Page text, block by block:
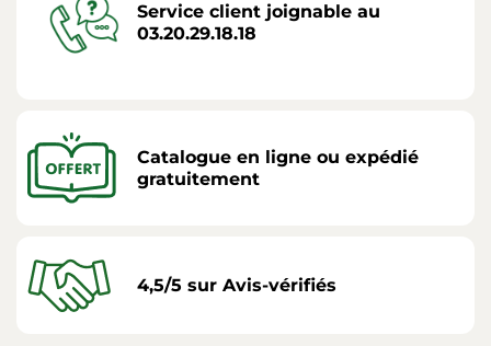
Service client joignable au
03.20.29.18.18
Catalogue en ligne ou expédié
gratuitement
4,5/5 sur Avis-vérifiés